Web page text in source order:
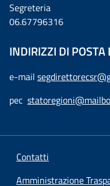
Segreteria
06.67796316
INDIRIZZI DI POSTA
e-mail
pec
Contatti
Amministrazione